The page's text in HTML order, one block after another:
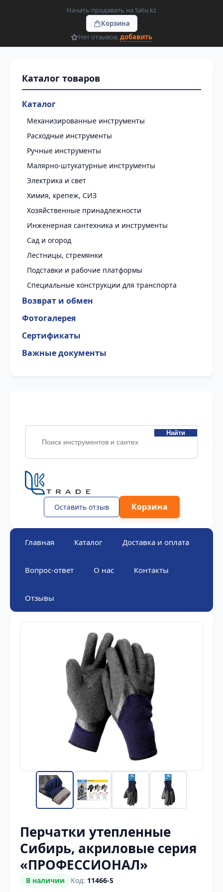
Начать продавать на Satu.kz
Корзина
Нет отзывов,добавить
Каталог
Механизированные инструменты
Расходные инструменты
Ручные инструменты
Малярно-штукатурные инструменты
Электрика и свет
Химия, крепеж, СИЗ
Хозяйственные принадлежности
Инженерная сантехника и инструменты
Сад и огород
Лестницы, стремянки
Подставки и рабочие платформы
Специальные конструкции для транспорта
Возврат и обмен
Фотогалерея
Сертификаты
Важные документы
Найти
Оставить отзыв Корзина
Главная Каталог Доставка и оплата
Вопрос-ответ О нас Контакты
Отзывы
Перчатки утепленные
Сибирь, акриловые серия
«ПРОФЕССИОНАЛ»
В наличии Код: 11466-S